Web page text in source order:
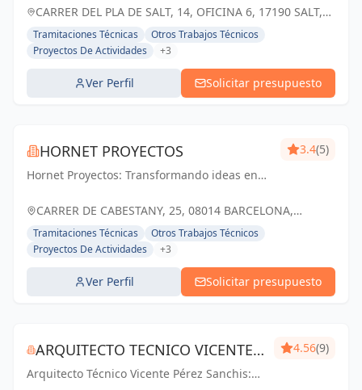
compromiso
CARRER DEL PLA DE SALT, 14, OFICINA 6, 17190 SALT,
ESPAÑA, España
Tramitaciones Técnicas
Otros Trabajos Técnicos
Proyectos De Actividades
+3
Ver Perfil Solicitar presupuesto
HORNET PROYECTOS
Hornet Proyectos: Transformando ideas en
impulsando el crecimiento de nuestros
3.4(5)
CARRER DE CABESTANY, 25, 08014 BARCELONA,
ESPAÑA, España
Tramitaciones Técnicas
Otros Trabajos Técnicos
Proyectos De Actividades
+3
Ver Perfil Solicitar presupuesto
ARQUITECTO TECNICO VICENTE
PÉREZ SANCHIS
Arquitecto Técnico Vicente Pérez Sanchis:
4.56(9)